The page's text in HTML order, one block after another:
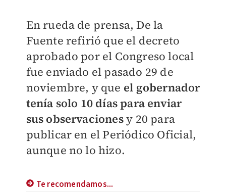
En rueda de prensa, De la
Fuente refirió que el decreto
aprobado por el Congreso local
fue enviado el pasado 29 de
noviembre, y que el gobernador
tenía solo 10 días para enviar
sus observacionesy 20 para
publicar en el Periódico Oficial,
aunque no lo hizo.
Te recomendamos...